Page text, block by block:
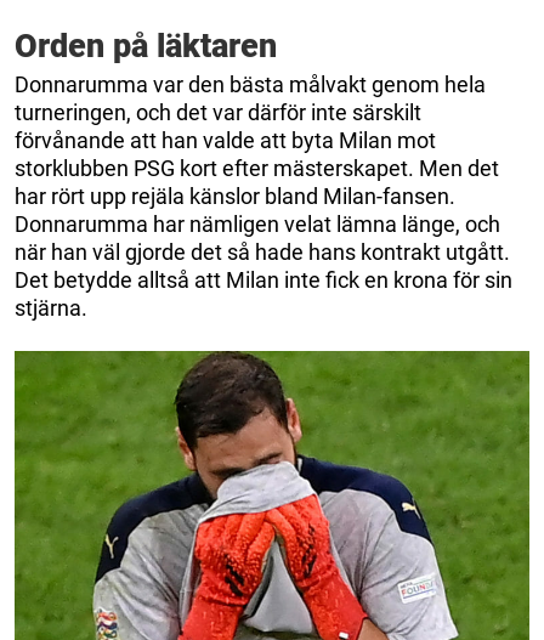
Orden på läktaren
Donnarumma var den bästa målvakt genom hela
turneringen, och det var därför inte särskilt
förvånande att han valde att byta Milan mot
storklubben PSG kort efter mästerskapet. Men det
har rört upp rejäla känslor bland Milan-fansen.
Donnarumma har nämligen velat lämna länge, och
när han väl gjorde det så hade hans kontrakt utgått.
Det betydde alltså att Milan inte fick en krona för sin
stjärna.